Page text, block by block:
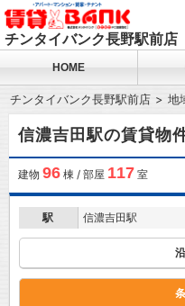
チンタイバンク長野駅前店
HOME
チンタイバンク長野駅前店 地
信濃吉田駅の賃貸物
建物 96棟 / 部屋 117 室
駅 信濃吉田駅